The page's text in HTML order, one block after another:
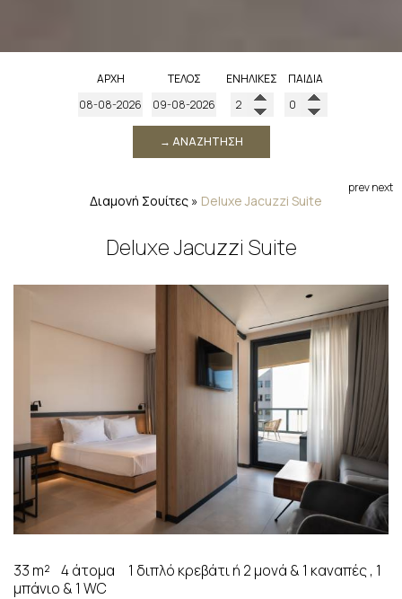
ΑΡΧΉ ΤΈΛΟΣ ΕΝΉΛΙΚΕΣ ΠΑΙΔΙΆ
→ ΑΝΑΖΉΤΗΣΗ
Διαμονή Σουίτες » Deluxe Jacuzzi Suite
Deluxe Jacuzzi Suite
prevnext
33 m² 4 άτομα
1 διπλό κρεβάτι ή 2 μονά & 1 καναπές , 1
μπάνιο & 1 WC